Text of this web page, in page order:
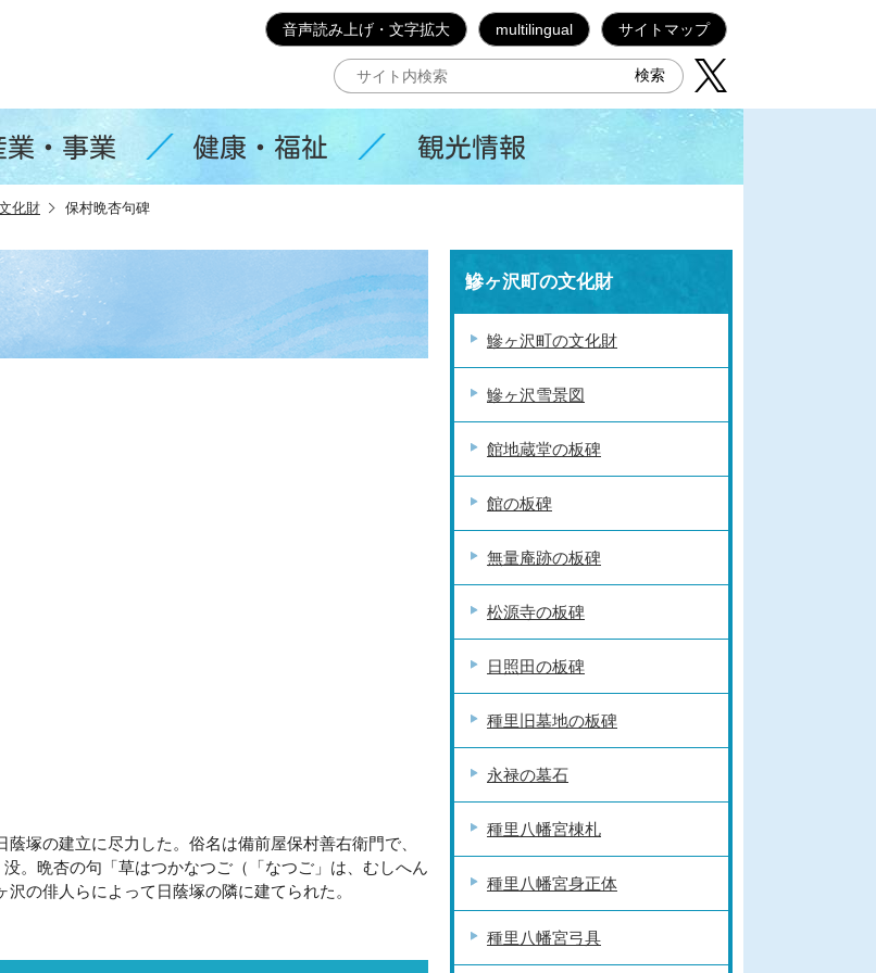
音声読み上げ・文字拡大 multilingual サイトマップ
業・事業 健康・福祉 観光情報
化財 保村晩杏句碑
塚の建立に尽力した。俗名は備前屋保村善右衛門で、
。晩杏の句「草はつかなつご（「なつご」は、むしへん
の俳人らによって日蔭塚の隣に建てられた。
鰺ヶ沢町の文化財
鰺ヶ沢町の文化財
鰺ヶ沢雪景図
館地蔵堂の板碑
館の板碑
無量庵跡の板碑
松源寺の板碑
日照田の板碑
種里旧墓地の板碑
永禄の墓石
種里八幡宮棟札
種里八幡宮身正体
種里八幡宮弓具